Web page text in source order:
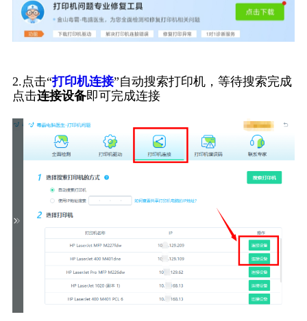
2.点击“打印机连接”自动搜索打印机，等待搜索完成
点击连接设备即可完成连接